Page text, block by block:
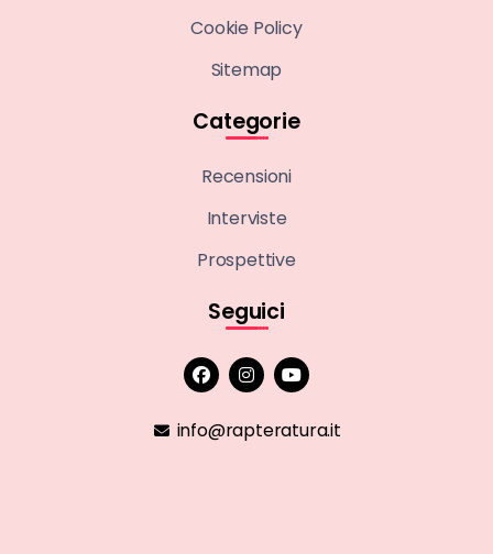
Cookie Policy
Sitemap
Categorie
Recensioni
Interviste
Prospettive
Seguici
info@rapteratura.it